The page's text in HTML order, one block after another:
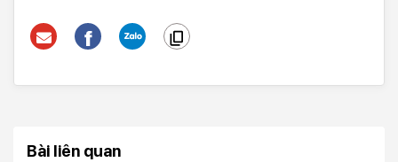
Bài liên quan